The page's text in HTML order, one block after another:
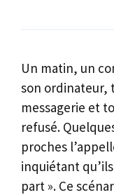
Un matin, un
son ordinateur,
messagerie et
refusé.
proches
inquiétant
part ». Ce